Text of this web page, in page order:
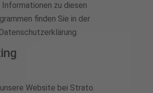
zu diesen
finden Sie in der
Website bei Strato.